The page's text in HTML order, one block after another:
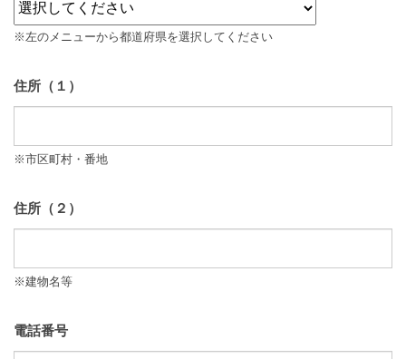
※左のメニューから都道府県を選択してください
住所（１）
※市区町村・番地
住所（２）
※建物名等
電話番号